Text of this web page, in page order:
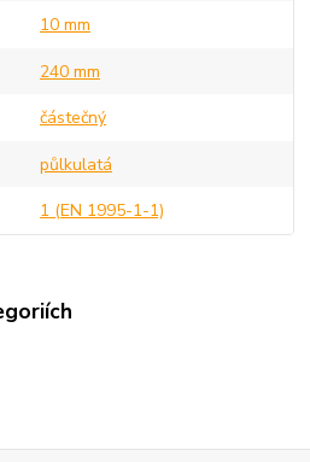
10 mm
240 mm
částečný
půlkulatá
1 (EN 1995-1-1)